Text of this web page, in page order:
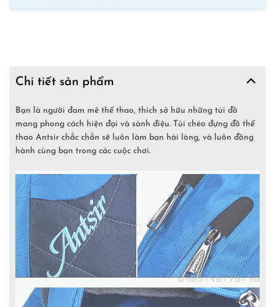
Chi tiết sản phẩm
Bạn là người đam mê thể thao, thích sở hữu những túi đồ
mang phong cách hiện đại và sành điệu. Túi chéo đựng đồ thể
thao Antsir chắc chắn sẽ luôn làm bạn hài lòng, và luôn đồng
hành cùng bạn trong các cuộc chơi.